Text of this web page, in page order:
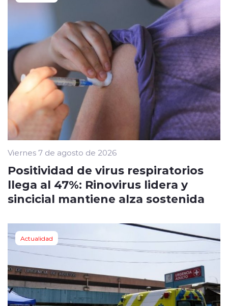
Viernes 7 de agosto de 2026
Positividad de virus respiratorios
llega al 47%: Rinovirus lidera y
sincicial mantiene alza sostenida
Actualidad